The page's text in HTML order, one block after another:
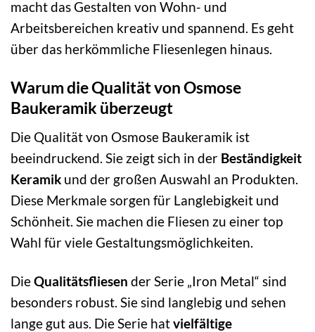
macht das Gestalten von Wohn- und
Arbeitsbereichen kreativ und spannend. Es geht
über das herkömmliche Fliesenlegen hinaus.
Warum die Qualität von Osmose
Baukeramik überzeugt
Die Qualität von Osmose Baukeramik ist
beeindruckend. Sie zeigt sich in der Beständigkeit
Keramik und der großen Auswahl an Produkten.
Diese Merkmale sorgen für Langlebigkeit und
Schönheit. Sie machen die Fliesen zu einer top
Wahl für viele Gestaltungsmöglichkeiten.
DieQualitätsfliesen der Serie „Iron Metal“ sind
besonders robust. Sie sind langlebig und sehen
lange gut aus. Die Serie hatvielfältige